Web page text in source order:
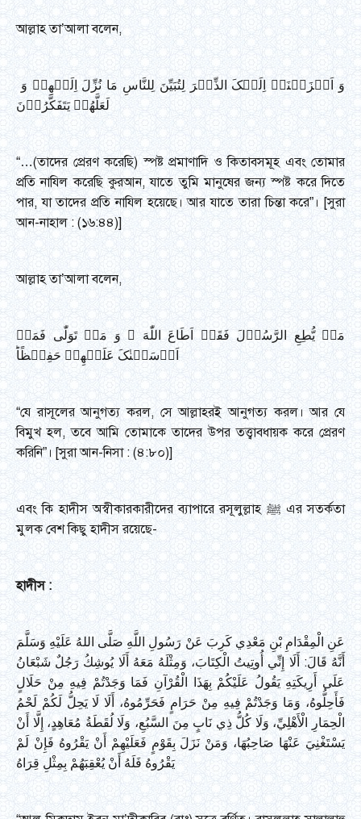
আল্লাহ তা’আলা বলেন,
“…(তাদের প্রেরণ করেছি) স্পষ্ট প্রমাণাদি ও কিতাবসমূহ এবং তোমার
প্রতি নাযিল করেছি কুরআন, যাতে তুমি মানুষের জন্য স্পষ্ট করে দিতে
পার, যা তাদের প্রতি নাযিল হয়েছে। আর যাতে তারা চিন্তা করে”। [সুরা
আন-নাহাল : (১৬:৪৪)]
আল্লাহ তা’আলা বলেন,
مَنۡ یُّطِعِ الرَّسُوۡلَ فَقَدۡ اَطَاعَ اللّٰهَ ۚ وَ مَنۡ تَوَلّٰی فَمَاۤ
اَرۡسَلۡنٰکَ عَلَیۡهِمۡ حَفِیۡظًاؕ
“যে রাসূলের আনুগত্য করল, সে আল্লাহরই আনুগত্য করল। আর যে
বিমুখ হল, তবে আমি তোমাকে তাদের উপর তত্ত্বাবধায়ক করে প্রেরণ
করিনি”। [সুরা আন-নিসা : (৪:৮০)]
এবং কি হাদীস অস্বীকারকারীদের ব্যাপারে রসূলুল্লাহ ﷺ এর সতর্কতা
মুলক বেশ কিছু হাদীস রয়েছে-
হাদীস :
عَنِ الْمِقْدَامِ بْنِ مَعْدِي كَرِبَ عَنْ رَسُولِ اللَّهِ صَلَّى اللهُ عَلَيْهِ وَسَلَّمَ
أَنَّهُ قَالَ: أَلَا إِنِّي أُوتِيتُ الْكِتَابَ، وَمِثْلَهُ مَعَهُ أَلَا يُوشِكُ رَجُلٌ شَبْعَانُ
عَلَى أَرِيكَتِهِ يَقُولُ عَلَيْكُمْ بِهَذَا الْقُرْآنِ فَمَا وَجَدْتُمْ فِيهِ مِنْ حَلَالٍ
فَأَحِلُّوهُ، وَمَا وَجَدْتُمْ فِيهِ مِنْ حَرَامٍ فَحَرِّمُوهُ، أَلَا لَا يَحِلُّ لَكُمْ لَحْمُ
الْحِمَارِ الْأَهْلِيِّ، وَلَا كُلُّ ذِي نَابٍ مِنَ السَّبُعِ، وَلَا لُقَطَةُ مُعَاهِدٍ، إِلَّا أَنْ
يَسْتَغْنِيَ عَنْهَا صَاحِبُهَا، وَمَنْ نَزَلَ بِقَوْمٍ فَعَلَيْهِمْ أَنْ يَقْرُوهُ فَإِنْ لَمْ
يَقْرُوهُ فَلَهُ أَنْ يُعْقِبَهُمْ بِمِثْلِ قِرَاهُ